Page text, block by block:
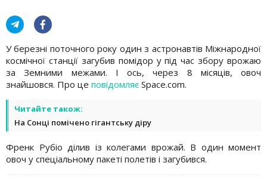
У березні поточного року один з астронавтів Міжнародної
космічної станції загубив помідор у під час збору врожаю
за Земними межами. І ось, через 8 місяців, овоч
знайшовся. Про це повідомляє Space.com.
Читайте також:
На Сонці помічено гігантську діру
Френк Рубіо ділив із колегами врожай. В один момент
овоч у спеціальному пакеті полетів і загубився.